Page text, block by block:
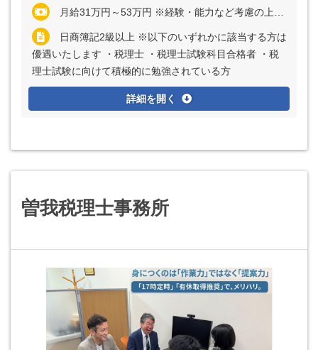
月給31万円～53万円 ※経験・能力など考慮の上、決定いたします ※上記に固定残業代（月15時間分＝3万2000円～5万5000円）を含む ※超過分は別途全額支給
日商簿記2級以上 ※以下のいずれかに該当する方は
優遇いたします ・税理士 ・税理士試験科目合格者 ・税
理士試験に向けて積極的に勉強されている方
詳細を開く
曽我税理士事務所